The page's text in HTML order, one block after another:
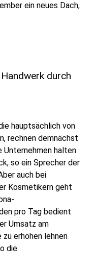
ein neues Dach,
durch
hauptsächlich von
rechnen demnächst
Unternehmen halten
so ein Sprecher der
auch bei
Kosmetikern geht
pro Tag bedient
Umsatz am
erhöhen lehnen
die